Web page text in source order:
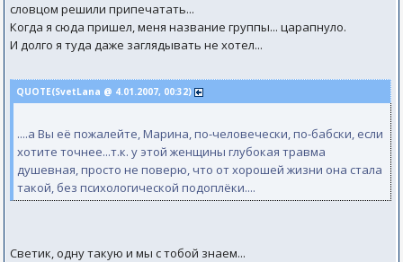
словцом решили припечатать...
Когда я сюда пришел, меня название группы... царапнуло.
И долго я туда даже заглядывать не хотел...
QUOTE(SvetLana @ 4.01.2007, 00:32)
....а Вы её пожалейте, Марина, по-человечески, по-бабски, если
хотите точнее...т.к. у этой женщины глубокая травма
душевная, просто не поверю, что от хорошей жизни она стала
такой, без психологической подоплёки....
Светик, одну такую и мы с тобой знаем...